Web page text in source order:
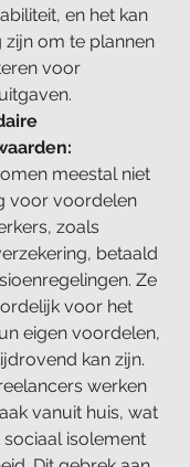
en het kan
zijn om te plannen
voor
meestal niet
voor voordelen
zoals
betaald
Ze
voor het
eigen voordelen,
kan zijn.
werken
vanuit huis, wat
sociaal isolement